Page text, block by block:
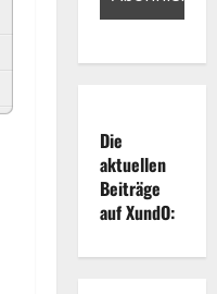
Die
aktuellen
Beiträge
auf XundO: